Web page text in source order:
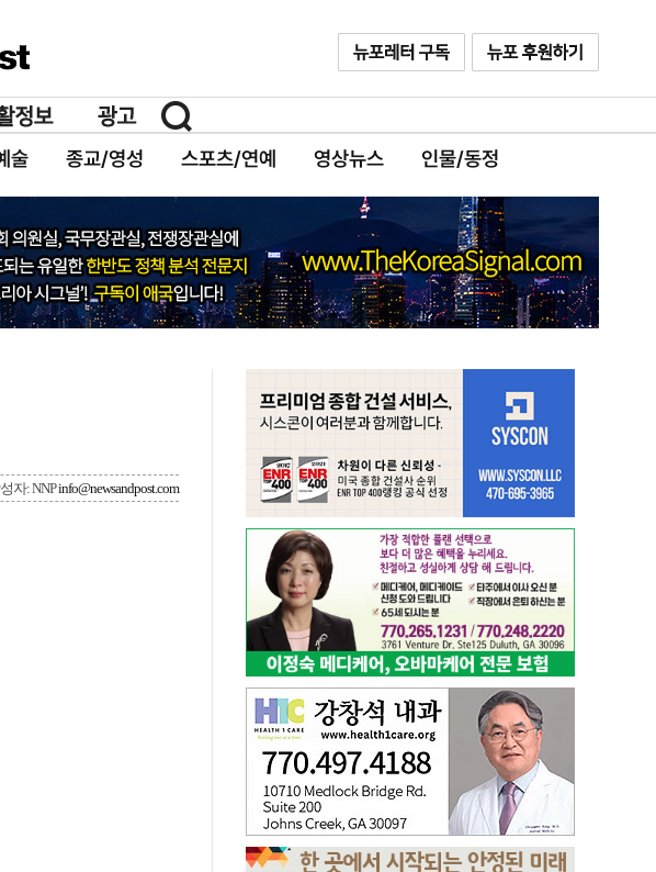
술 종교/영성 스포츠/연예 영상뉴스 인물/동정
자: NNPinfo@newsandpost.com